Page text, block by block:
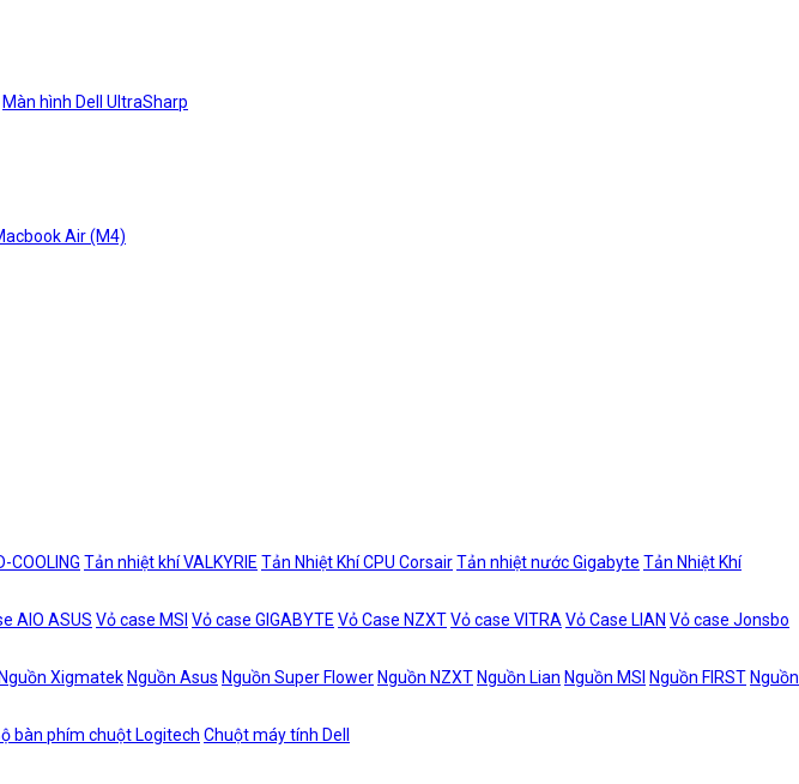
Màn hình Dell UltraSharp
Air (M4)
COOLING Tản nhiệt khí VALKYRIE Tản Nhiệt Khí CPU CorsairTản nhiệt nước Gigabyte Tản Nhiệt Khí
AIO ASUS Vỏ case MSI Vỏ case GIGABYTE Vỏ Case NZXTVỏ case VITRA Vỏ Case LIAN Vỏ case Jonsbo
Nguồn Xigmatek Nguồn Asus Nguồn Super Flower Nguồn NZXT Nguồn Lian Nguồn MSI Nguồn FIRST Nguồn
bàn phím chuột Logitech Chuột máy tính Dell